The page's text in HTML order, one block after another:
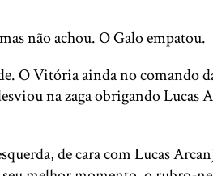
não achou. O Galo empatou.
O Vitória ainda no comando
na zaga obrigando
de cara com Lucas